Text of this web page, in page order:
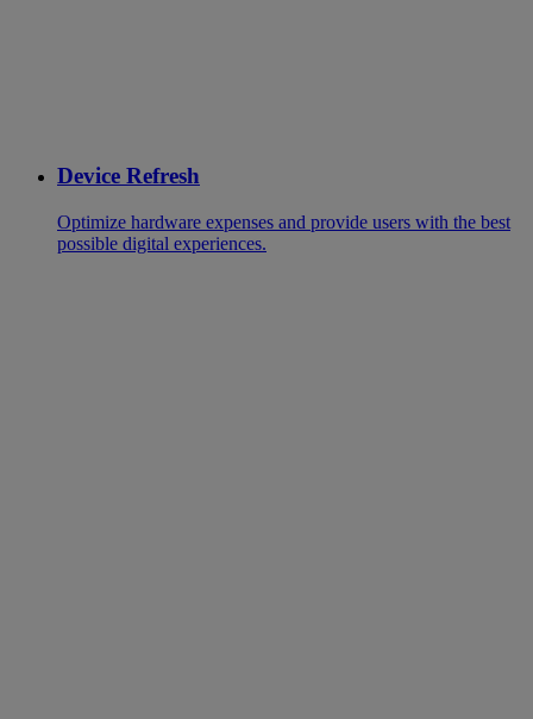
Device Refresh
Optimize hardware expenses and provide users with the best
possible digital experiences.